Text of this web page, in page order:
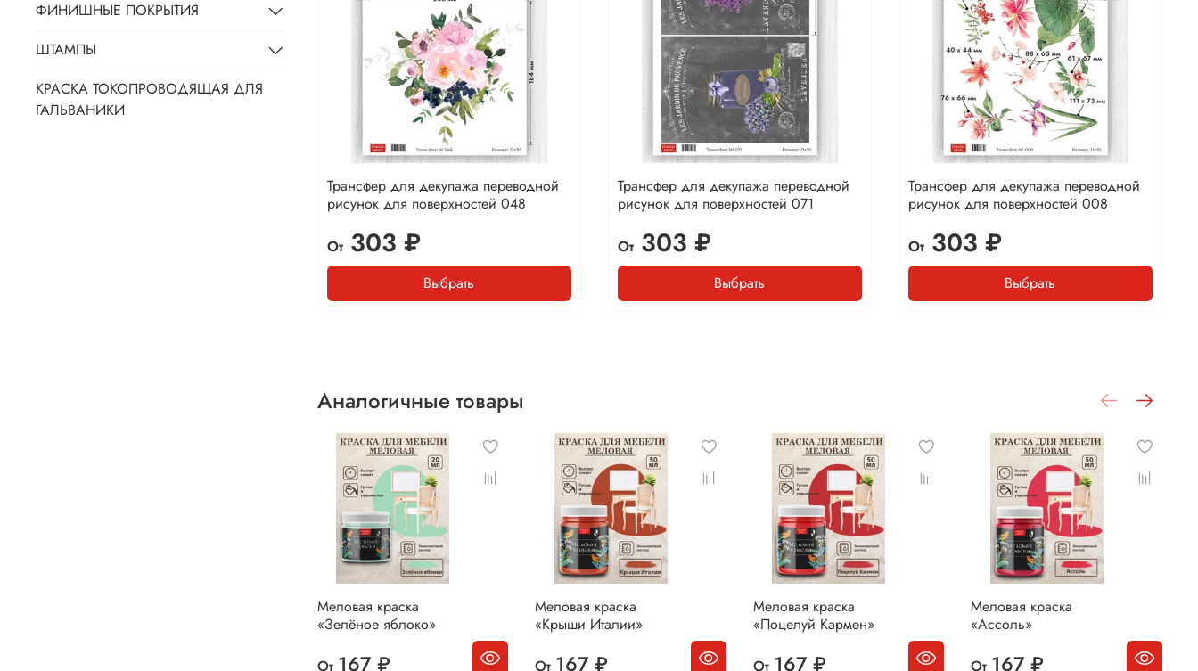
Трансфер для декупажа переводной
рисунок для поверхностей 048
От303 ₽
Выбрать
Трансфер для декупажа переводной
рисунок для поверхностей 071
От303 ₽
Выбрать
Трансфер для декупажа переводной
рисунок для поверхностей 008
От303 ₽
Выбрать
Аналогичные товары
Меловая краска
«Зелёное яблоко»
От 167 ₽
Меловая краска
«Крыши Италии»
От 167 ₽
Меловая краска
«Поцелуй Кармен»
От 167 ₽
Меловая краска
«Ассоль»
От 167 ₽
ФИНИШНЫЕ ПОКРЫТИЯ
ШТАМПЫ
КРАСКА ТОКОПРОВОДЯЩАЯ ДЛЯ
ГАЛЬВАНИКИ